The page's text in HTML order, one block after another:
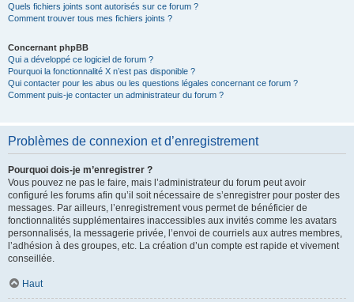
Quels fichiers joints sont autorisés sur ce forum ?
Comment trouver tous mes fichiers joints ?
Concernant phpBB
Qui a développé ce logiciel de forum ?
Pourquoi la fonctionnalité X n’est pas disponible ?
Qui contacter pour les abus ou les questions légales concernant ce forum ?
Comment puis-je contacter un administrateur du forum ?
Problèmes de connexion et d’enregistrement
Pourquoi dois-je m’enregistrer ?
Vous pouvez ne pas le faire, mais l’administrateur du forum peut avoir
configuré les forums afin qu’il soit nécessaire de s’enregistrer pour poster des
messages. Par ailleurs, l’enregistrement vous permet de bénéficier de
fonctionnalités supplémentaires inaccessibles aux invités comme les avatars
personnalisés, la messagerie privée, l’envoi de courriels aux autres membres,
l’adhésion à des groupes, etc. La création d’un compte est rapide et vivement
conseillée.
Haut